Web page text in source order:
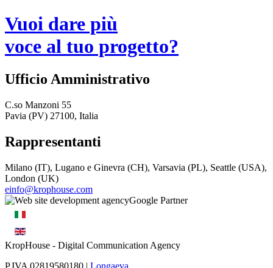
Vuoi dare più
voce al tuo progetto?
Ufficio Amministrativo
C.so Manzoni 55
Pavia (PV) 27100, Italia
Rappresentanti
Milano (IT), Lugano e Ginevra (CH), Varsavia (PL), Seattle (USA),
London (UK)
einfo@krophouse.com
KropHouse - Digital Communication Agency
P.IVA 02819580180 | Longaeva